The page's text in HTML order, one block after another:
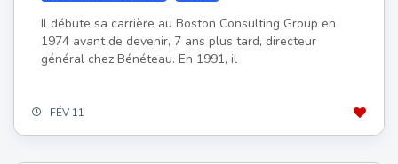
Il débute sa carrière au Boston Consulting Group en
1974 avant de devenir, 7 ans plus tard, directeur
général chez Bénéteau. En 1991, il
FÉV 11